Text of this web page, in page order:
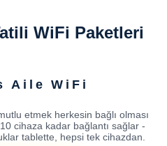
WiFi Paketleri
Aile WiFi
etmek herkesin bağlı olması
cihaza kadar bağlantı sağlar -
tablette, hepsi tek cihazdan.